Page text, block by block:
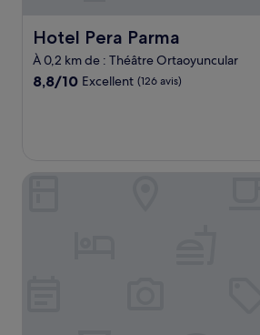
Hotel Pera Parma
Hotel Pera Parma
À 0,2 km de : Théâtre Ortaoyuncular
8.8
8,8/10 Excellent (126 avis)